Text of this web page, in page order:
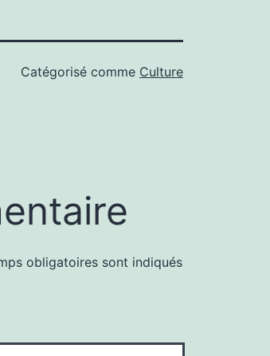
Catégorisé comme Culture
obligatoires sont indiqués